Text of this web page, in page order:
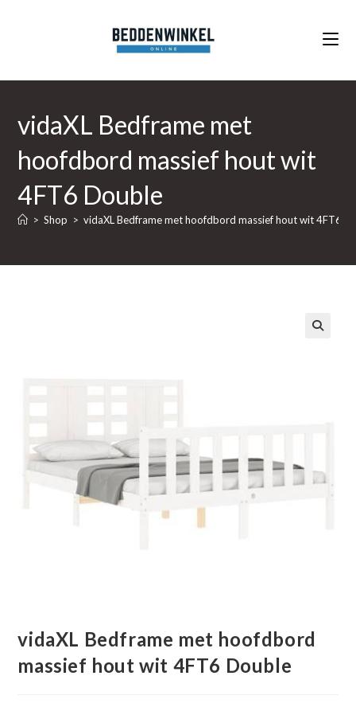
vidaXL Bedframe met
hoofdbord massief hout wit
4FT6 Double
> Shop > vidaXL Bedframe met hoofdbord massief hout wit 4FT6
vidaXL Bedframe met hoofdbord
massief hout wit 4FT6 Double